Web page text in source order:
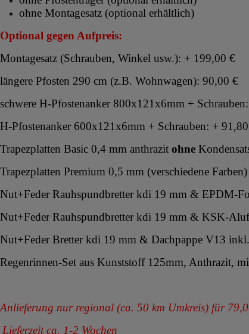
ohne Montagesatz (optional erhältlich)
Optional gegen Aufpreis:
Montagesatz (Schrauben, Winkel usw.): + 199,00 €
längere Pfosten 290 cm (z.B. Wohnwagen): 90,00 €
schwere H-Pfostenanker 800x121x6mm +
H-Pfostenanker 600x121x6mm + Schrauben: +
Trapezplatten Basic 0,4 mm anthrazit ohne
Trapezplatten Premium 0,5 mm (verschiedene Farben)
Nut+Feder Rauhspundbretter kdi 19 mm & EPDM-
Nut+Feder Rauhspundbretter kdi 19 mm & KSK-
Nut+Feder Bretter kdi 19 mm & Dachpappe V13
Regenrinnen-Set aus Kunststoff 125mm, Anthrazit,
Anlieferung nur regional (ca. 50 km Umkreis) für
Lieferzeit ca. 1-2 Wochen